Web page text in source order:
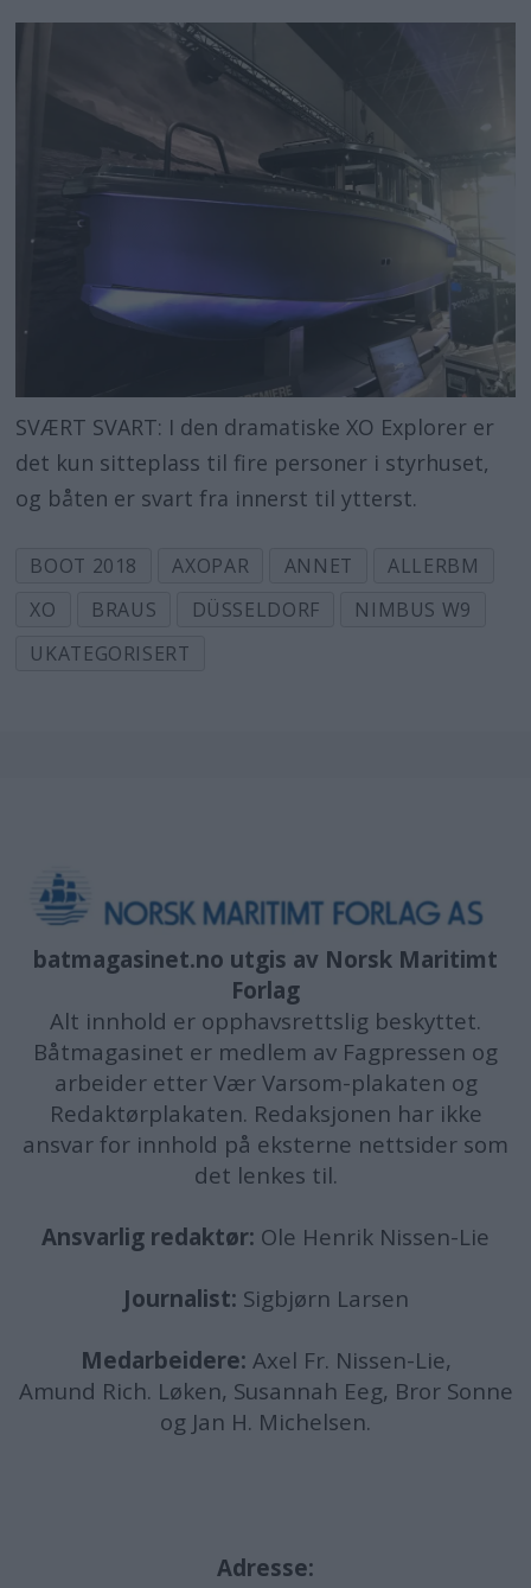
SVÆRT SVART: I den dramatiske XO Explorer er
det kun sitteplass til fire personer i styrhuset,
og båten er svart fra innerst til ytterst.
BOOT 2018 AXOPAR ANNET
ALLERBM
XO
BRAUS DÜSSELDORF
NIMBUS W9
UKATEGORISERT
batmagasinet.no utgis av Norsk Maritimt
Forlag
Alt innhold er opphavsrettslig beskyttet.
Båtmagasinet er medlem av Fagpressen og
arbeider etter Vær Varsom-plakaten og
Redaktørplakaten. Redaksjonen har ikke
ansvar for innhold på eksterne nettsider som
det lenkes til.
Ansvarlig redaktør: Ole Henrik Nissen-Lie
Journalist: Sigbjørn Larsen
Medarbeidere: Axel Fr. Nissen-Lie,
Amund Rich. Løken, Susannah Eeg, Bror Sonne
og Jan H. Michelsen.
Adresse: